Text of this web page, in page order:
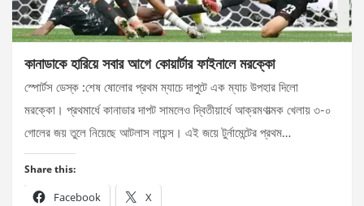
কানাডাকে হারিয়ে সবার আগে কোয়ার্টার ফাইনালে মরক্কো
স্পোর্টস ডেস্ক :শেষ ষোলোর প্রথম ম্যাচে দাপুটে এক ম্যাচ উপহার দিলো
মরক্কো। প্রথমার্ধে কানাডার দাপট সামলেও দ্বিতীয়ার্ধে আক্রমণাত্মক খেলায় ৩-০
গোলের জয় তুলে নিয়েছে আটলাস লায়ন্স। এই জয়ে টুর্নামেন্টের প্রথম…
Share this:
Facebook X